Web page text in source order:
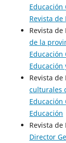
Educación
Revista de
Revista de
de la
Educación
Educación
Revista de
culturales
Educación
Educación
Revista de
Director